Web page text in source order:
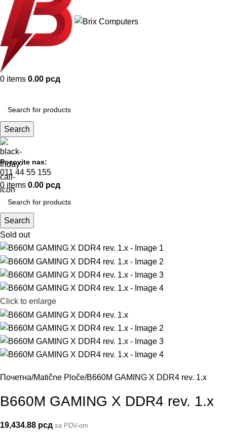
0 items 0.00 рсд
Search
Pozovite nas:
011 44 55 155
0 items 0.00 рсд
Search
Sold out
Click to enlarge
Почетна Matične Ploče B660M GAMING X DDR4 rev. 1.x
B660M GAMING X DDR4 rev. 1.x
19,434.88 рсд sa PDV-om